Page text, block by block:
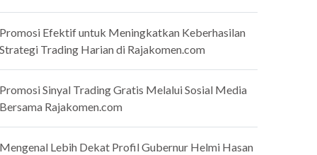
Efektif untuk Meningkatkan Keberhasilan
Trading Harian di Rajakomen.com
Sinyal Trading Gratis Melalui Sosial Media
Rajakomen.com
Lebih Dekat Profil Gubernur Helmi Hasan